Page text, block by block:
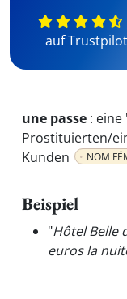
auf
une passe : eine
Prostituierten/
Kunden
NOM
Beispiel
"Hôtel Belle
euros la